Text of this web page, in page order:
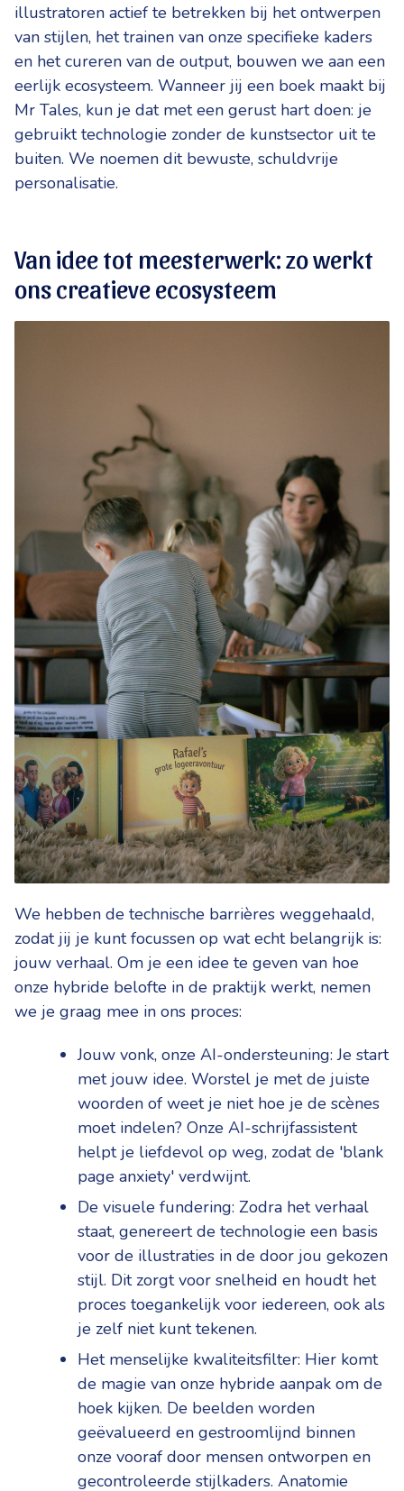
illustratoren actief te betrekken bij het ontwerpen
van stijlen, het trainen van onze specifieke kaders
en het cureren van de output, bouwen we aan een
eerlijk ecosysteem. Wanneer jij een boek maakt bij
Mr Tales, kun je dat met een gerust hart doen: je
gebruikt technologie zonder de kunstsector uit te
buiten. We noemen dit bewuste, schuldvrije
personalisatie.
Van idee tot meesterwerk: zo werkt
ons creatieve ecosysteem
We hebben de technische barrières weggehaald,
zodat jij je kunt focussen op wat echt belangrijk is:
jouw verhaal. Om je een idee te geven van hoe
onze hybride belofte in de praktijk werkt, nemen
we je graag mee in ons proces:
Jouw vonk, onze AI-ondersteuning: Je start
met jouw idee. Worstel je met de juiste
woorden of weet je niet hoe je de scènes
moet indelen? Onze AI-schrijfassistent
helpt je liefdevol op weg, zodat de 'blank
page anxiety' verdwijnt.
De visuele fundering: Zodra het verhaal
staat, genereert de technologie een basis
voor de illustraties in de door jou gekozen
stijl. Dit zorgt voor snelheid en houdt het
proces toegankelijk voor iedereen, ook als
je zelf niet kunt tekenen.
Het menselijke kwaliteitsfilter: Hier komt
de magie van onze hybride aanpak om de
hoek kijken. De beelden worden
geëvalueerd en gestroomlijnd binnen
onze vooraf door mensen ontworpen en
gecontroleerde stijlkaders. Anatomie